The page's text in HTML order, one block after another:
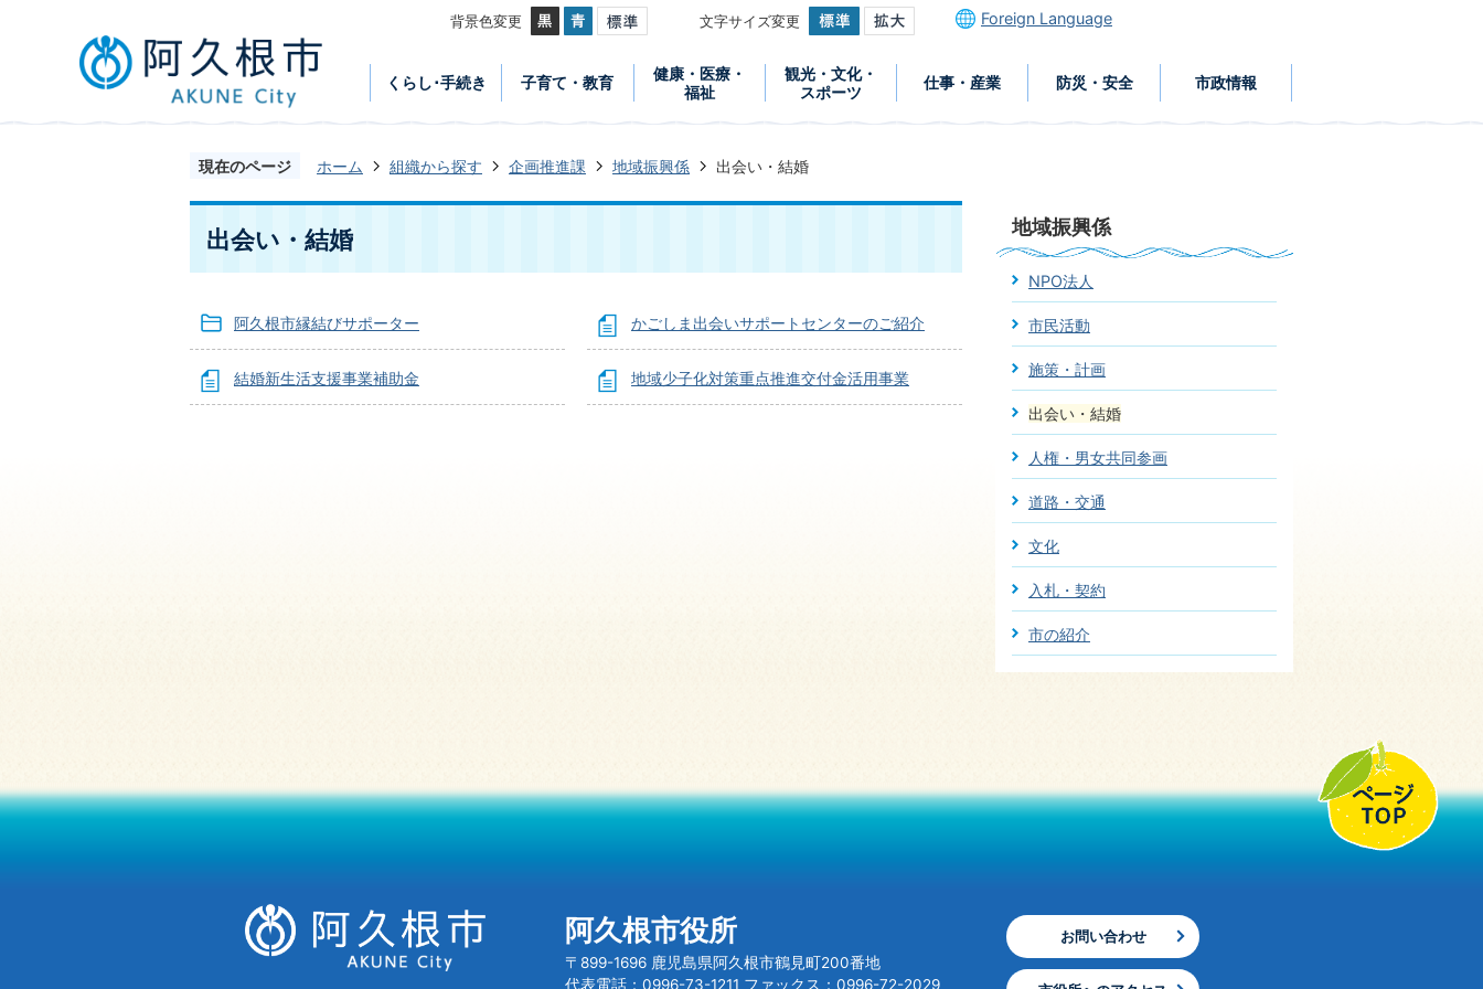
背景色変更 文字サイズ変更 Foreign Language
くらし･手続き 子育て・教育
健康・医療・
福祉
観光・文化・
スポーツ
仕事・産業 防災・安全 市政情報
現在のページ ホーム 組織から探す 企画推進課 地域振興係 出会い・結婚
出会い・結婚
阿久根市縁結びサポーター かごしま出会いサポートセンターのご紹介
結婚新生活支援事業補助金 地域少子化対策重点推進交付金活用事業
地域振興係
NPO法人
市民活動
施策・計画
出会い・結婚
人権・男女共同参画
道路・交通
文化
入札・契約
市の紹介
阿久根市役所
〒899-1696 鹿児島県阿久根市鶴見町200番地
代表電話：0996-73-1211 ファックス：0996-72-2029
お問い合わせ